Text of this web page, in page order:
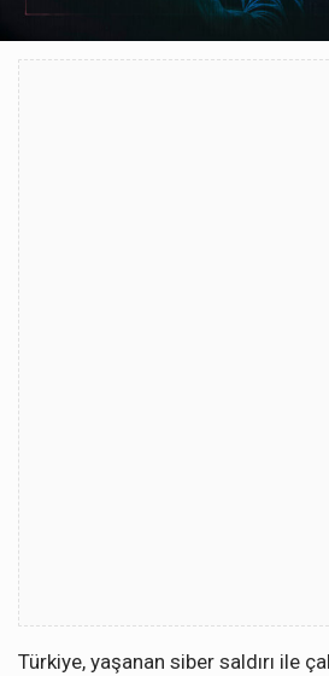
Türkiye, yaşanan siber saldırı ile